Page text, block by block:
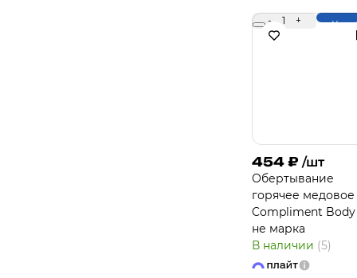
- 1 +
454 ₽ /шт
Обертывание
горячее медовое
Compliment Body
не марка
В наличии (5)